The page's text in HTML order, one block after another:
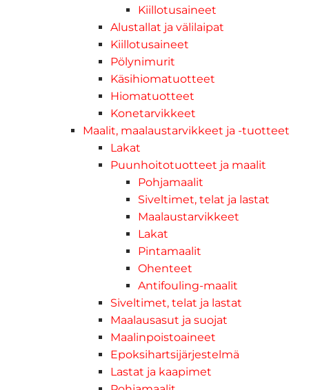
Kiillotusaineet
Alustallat ja välilaipat
Kiillotusaineet
Pölynimurit
Käsihiomatuotteet
Hiomatuotteet
Konetarvikkeet
Maalit, maalaustarvikkeet ja -tuotteet
Lakat
Puunhoitotuotteet ja maalit
Pohjamaalit
Siveltimet, telat ja lastat
Maalaustarvikkeet
Lakat
Pintamaalit
Ohenteet
Antifouling-maalit
Siveltimet, telat ja lastat
Maalausasut ja suojat
Maalinpoistoaineet
Epoksihartsijärjestelmä
Lastat ja kaapimet